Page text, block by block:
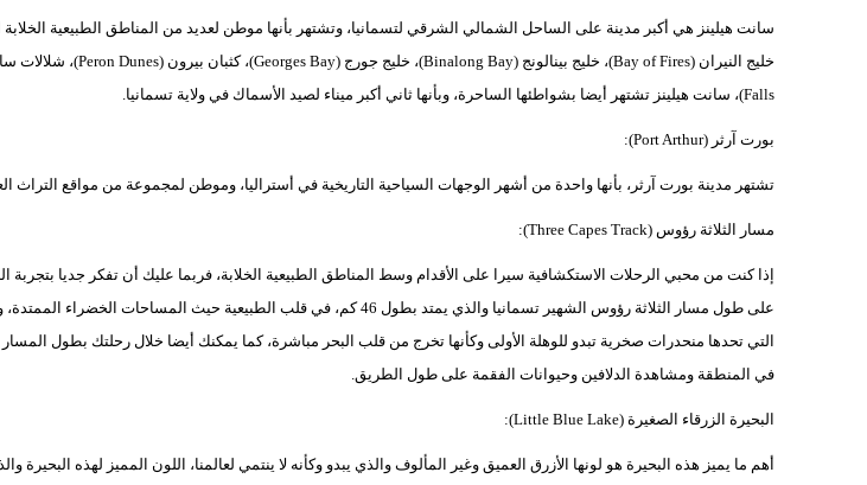
سانت هيلينز هي أكبر مدينة على الساحل الشمالي الشرقي لتسمانيا، وتشتهر بأنها موطن لعديد من المناطق الطبيعية الخلابة
Falls)، سانت هيلينز تشتهر أيضا بشواطئها الساحرة، وبأنها ثاني أكبر ميناء لصيد الأسماك في ولاية تسمانيا.
بورت آرثر (Port Arthur):
تشتهر مدينة بورت آرثر، بأنها واحدة من أشهر الوجهات السياحية التاريخية في أستراليا، وموطن لمجموعة من مواقع التراث
مسار الثلاثة رؤوس (Three Capes Track):
إذا كنت من محبي الرحلات الاستكشافية سيرا على الأقدام وسط المناطق الطبيعية الخلابة، فربما عليك أن تفكر جديا
على طول مسار الثلاثة رؤوس الشهير تسمانيا والذي يمتد بطول 46 كم، في قلب الطبيعية حيث
التي تحدها منحدرات صخرية تبدو للوهلة الأولى وكأنها تخرج من قلب البحر مباشرة، كما يمكنك أيضا خلال رحلتك بطول
في المنطقة ومشاهدة الدلافين وحيوانات الفقمة على طول الطريق.
البحيرة الزرقاء الصغيرة (Little Blue Lake):
أهم ما يميز هذه البحيرة هو لونها الأزرق العميق وغير المألوف والذي يبدو وكأنه لا ينتمي لعالمنا، اللون المميز لهذه البحيرة